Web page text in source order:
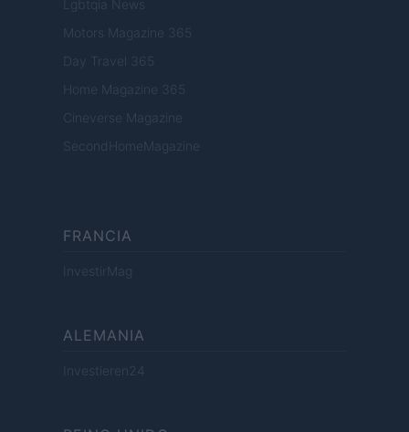
Lgbtqia News
Motors Magazine 365
Day Travel 365
Home Magazine 365
Cineverse Magazine
SecondHomeMagazine
FRANCIA
InvestirMag
ALEMANIA
Investieren24